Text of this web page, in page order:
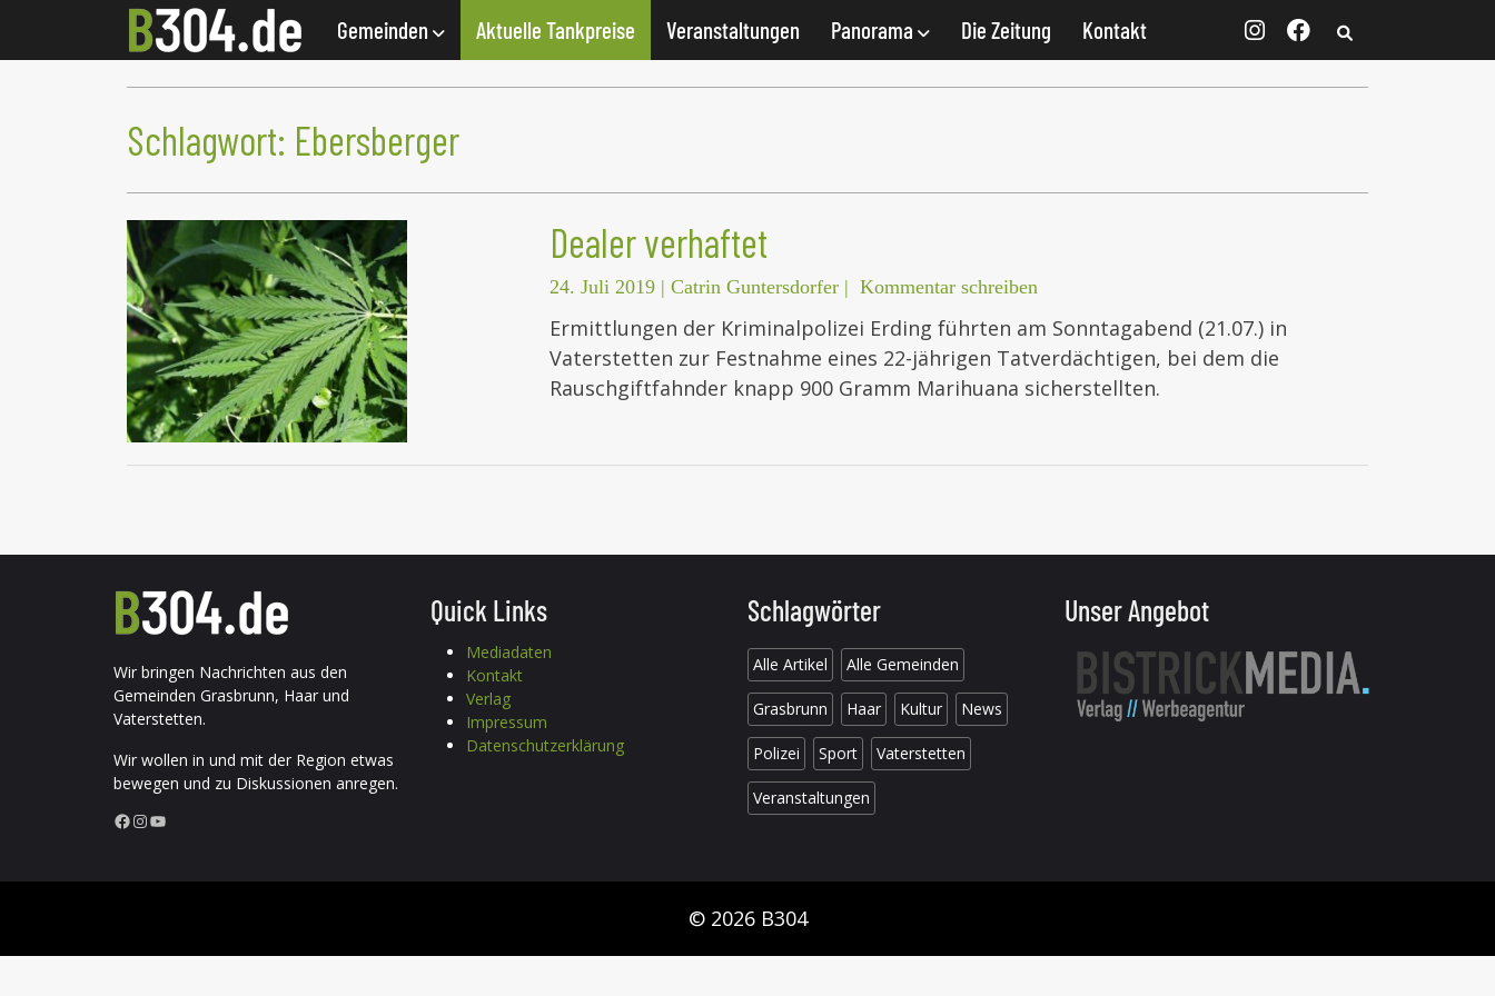
Gemeinden Aktuelle Tankpreise Veranstaltungen Panorama Die Zeitung Kontakt
Schlagwort: Ebersberger
Dealer verhaftet
24. Juli 2019 | Catrin Guntersdorfer | Kommentar schreiben
Ermittlungen der Kriminalpolizei Erding führten am Sonntagabend (21.07.) in
Vaterstetten zur Festnahme eines 22-jährigen Tatverdächtigen, bei dem die
Rauschgiftfahnder knapp 900 Gramm Marihuana sicherstellten.
Wir bringen Nachrichten aus den
Gemeinden Grasbrunn, Haar und
Vaterstetten.
Wir wollen in und mit der Region etwas
bewegen und zu Diskussionen anregen.
Facebook InstagramYouTube
Quick Links
Mediadaten
Kontakt
Verlag
Impressum
Datenschutzerklärung
Schlagwörter
Alle Artikel Alle Gemeinden
Grasbrunn Haar Kultur News
Polizei Sport Vaterstetten
Veranstaltungen
Unser Angebot
© 2026 B304